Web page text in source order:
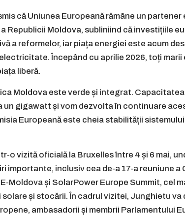
că Uniunea Europeană rămâne un partener
Republicii Moldova, subliniind că investițiile
a reformelor, iar piața energiei este acum
Începând cu aprilie 2026, toți
liberă.
Moldova este verde și integrat.
un gigawatt și vom dezvolta în continuare
Europeană este cheia stabilității
o vizită oficială la Bruxelles între 4 și 6 mai,
importante, inclusiv cea de-a 17-a reuniune a
Moldova și SolarPower Europe Summit, cel
și stocării. În cadrul vizitei, Junghietu va
ambasadorii și membrii Parlamentului